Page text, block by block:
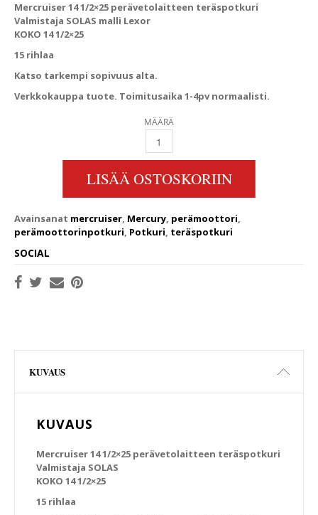
Mercruiser 14 1/2×25 perävetolaitteen teräspotkuri
Valmistaja SOLAS malli Lexor
KOKO 14 1/2×25
15 rihlaa
Katso tarkempi sopivuus alta.
Verkkokauppa tuote. Toimitusaika 1-4pv normaalisti.
MÄÄRÄ
MERCRUISER 14 1/2X25
LISÄÄ OSTOSKORIIN
Avainsanat mercruiser, Mercury, perämoottori,
perämoottorinpotkuri, Potkuri, teräspotkuri
SOCIAL
KUVAUS
KUVAUS
Mercruiser 14 1/2×25 perävetolaitteen teräspotkuri
Valmistaja SOLAS
KOKO 14 1/2×25
15 rihlaa